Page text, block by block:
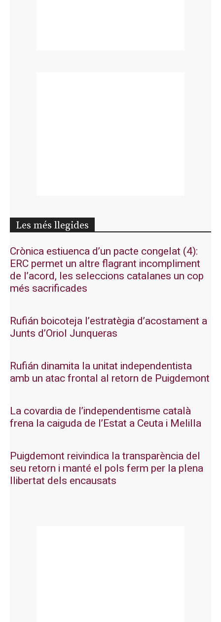
Les més llegides
Crònica estiuenca d’un pacte congelat (4):
ERC permet un altre flagrant incompliment
de l’acord, les seleccions catalanes un cop
més sacrificades
Rufián boicoteja l’estratègia d’acostament a
Junts d’Oriol Junqueras
Rufián dinamita la unitat independentista
amb un atac frontal al retorn de Puigdemont
La covardia de l’independentisme català
frena la caiguda de l’Estat a Ceuta i Melilla
Puigdemont reivindica la transparència del
seu retorn i manté el pols ferm per la plena
llibertat dels encausats